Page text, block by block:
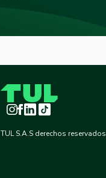
Instagram
Facebook
LinkedInTikTok
TUL S.A.S derechos reservados